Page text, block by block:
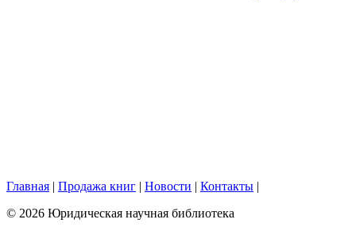
Главная | Продажа книг | Новости | Контакты |
© 2026 Юридическая научная библиотека